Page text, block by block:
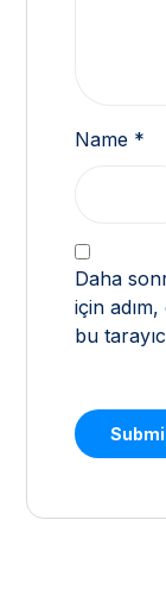
Name *
Daha
için
bu